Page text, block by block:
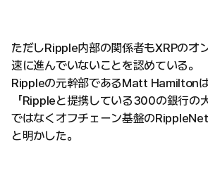
ただしRipple内部の関係者もXRPのオ
速に進んでいないことを認めている。
Rippleの元幹部であるMatt Hamilton
「Rippleと提携している300の銀行の
ではなくオフチェーン基盤のRippleNet
と明かした。